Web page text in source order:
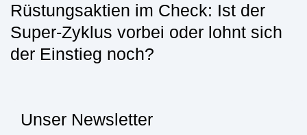
Rüstungsaktien im Check: Ist der
Super-Zyklus vorbei oder lohnt sich
der Einstieg noch?
Unser Newsletter